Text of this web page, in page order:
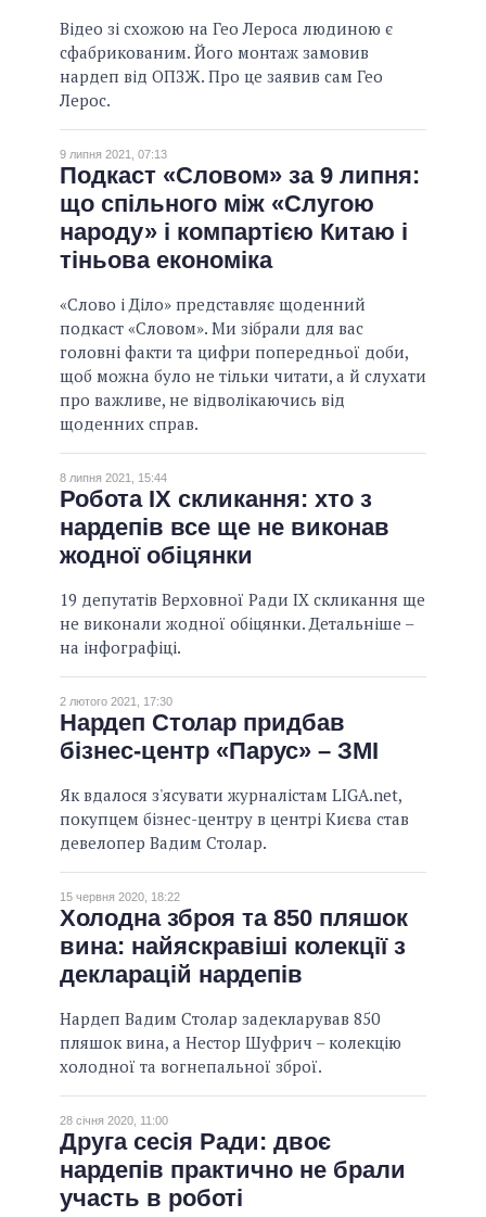
Відео зі схожою на Гео Лероса людиною є
сфабрикованим. Його монтаж замовив
нардеп від ОПЗЖ. Про це заявив сам Гео
Лерос.
9 липня 2021, 07:13
Подкаст «Словом» за 9 липня:
що спільного між «Слугою
народу» і компартією Китаю і
тіньова економіка
«Слово і Діло» представляє щоденний
подкаст «Словом». Ми зібрали для вас
головні факти та цифри попередньої доби,
щоб можна було не тільки читати, а й слухати
про важливе, не відволікаючись від
щоденних справ.
8 липня 2021, 15:44
Робота IX скликання: хто з
нардепів все ще не виконав
жодної обіцянки
19 депутатів Верховної Ради IX скликання ще
не виконали жодної обіцянки. Детальніше –
на інфографіці.
2 лютого 2021, 17:30
Нардеп Столар придбав
бізнес-центр «Парус» – ЗМІ
Як вдалося з'ясувати журналістам LIGA.net,
покупцем бізнес-центру в центрі Києва став
девелопер Вадим Столар.
15 червня 2020, 18:22
Холодна зброя та 850 пляшок
вина: найяскравіші колекції з
декларацій нардепів
Нардеп Вадим Столар задекларував 850
пляшок вина, а Нестор Шуфрич – колекцію
холодної та вогнепальної зброї.
28 січня 2020, 11:00
Друга сесія Ради: двоє
нардепів практично не брали
участь в роботі